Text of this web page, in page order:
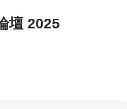
壇 2025